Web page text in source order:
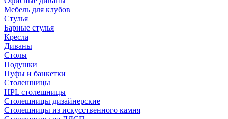
Мебель для клубов
Стулья
Барные стулья
Кресла
Диваны
Столы
Подушки
Пуфы и банкетки
Столешницы
HPL столешницы
Столешницы дизайнерские
Столешницы из искусственного камня